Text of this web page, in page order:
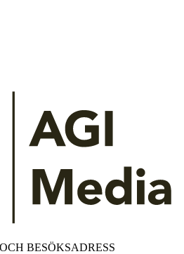
BESÖKSADRESS